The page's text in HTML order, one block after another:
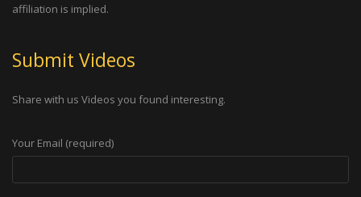
affiliation is implied.
Submit Videos
Share with us Videos you found interesting.
Your Email (required)